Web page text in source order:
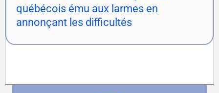
québécois ému aux larmes en
annonçant les difficultés